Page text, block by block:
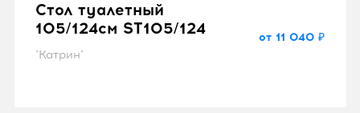
Стол туалетный
105/124см ST105/124
"Катрин"
от 11 040 ₽